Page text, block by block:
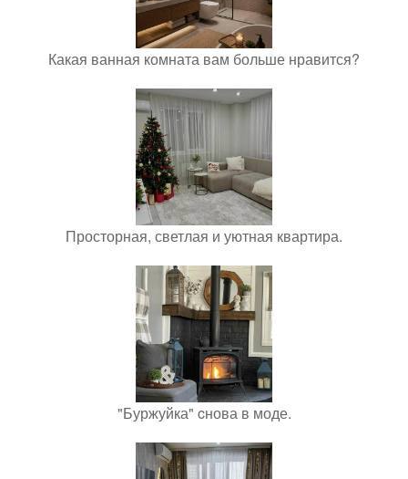
Какая ванная комната вам больше нравится?
Просторная, светлая и уютная квартира.
"Буржуйка" cнова в моде.